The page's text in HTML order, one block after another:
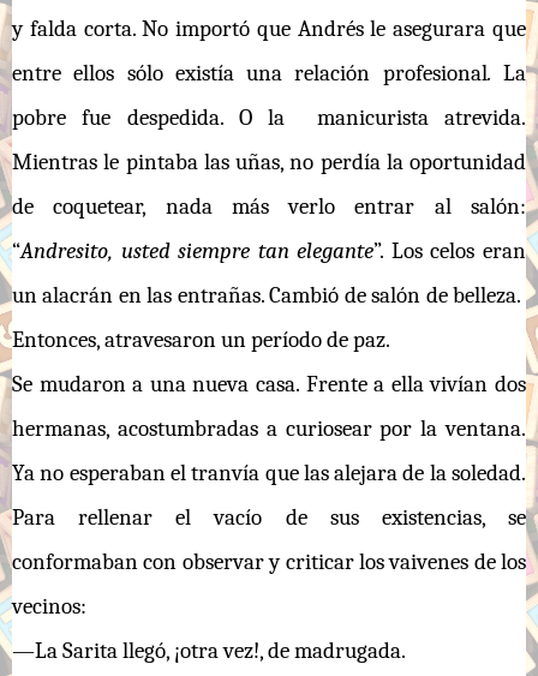
y falda corta. No importó que Andrés le asegurara que
entre ellos sólo existía una relación profesional. La
pobre fue despedida. O la manicurista atrevida.
Mientras le pintaba las uñas, no perdía la oportunidad
de coquetear, nada más verlo entrar al salón:
“Andresito, usted siempre tan elegante”. Los celos eran
un alacrán en las entrañas. Cambió de salón de belleza.
Entonces, atravesaron un período de paz.
Se mudaron a una nueva casa. Frente a ella vivían dos
hermanas, acostumbradas a curiosear por la ventana.
Ya no esperaban el tranvía que las alejara de la soledad.
Para rellenar el vacío de sus existencias, se
conformaban con observar y criticar los vaivenes de los
vecinos:
—La Sarita llegó, ¡otra vez!, de madrugada.